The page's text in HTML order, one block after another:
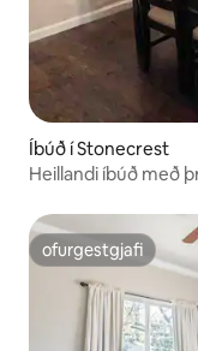
Íbúð í Stonecrest
Heillandi íbúð með
ofurgestgjafi
ofurgestgjafi